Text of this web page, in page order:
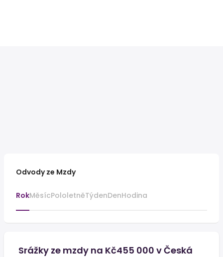
Odvody ze Mzdy
RokMěsícPololetněTýdenDenHodina
Srážky ze mzdy na Kč455 000 v Česká